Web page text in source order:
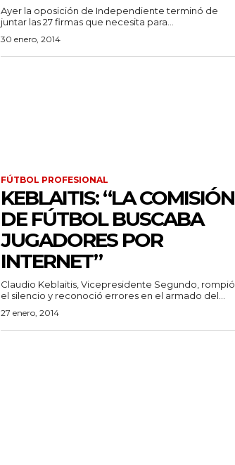
Ayer la oposición de Independiente terminó de
juntar las 27 firmas que necesita para...
30 enero, 2014
FÚTBOL PROFESIONAL
KEBLAITIS: “LA COMISIÓN
DE FÚTBOL BUSCABA
JUGADORES POR
INTERNET”
Claudio Keblaitis, Vicepresidente Segundo, rompió
el silencio y reconoció errores en el armado del...
27 enero, 2014